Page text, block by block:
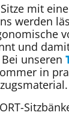
mit
werden
und
unseren
in